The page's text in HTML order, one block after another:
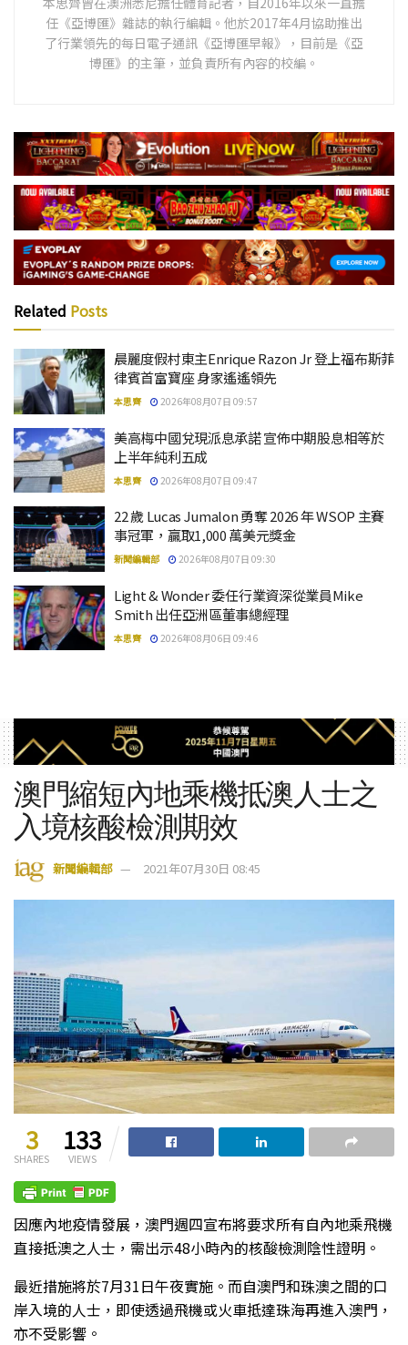
任《亞博匯》雜誌的執行編輯。他於2017年4月協助推出
了行業領先的每日電子通訊《亞博匯早報》，目前是《亞
博匯》的主筆，並負責所有內容的校編。
Related Posts
晨麗度假村東主Enrique Razon Jr 登上福布斯菲
律賓首富寶座 身家遙遙領先
本思齊 2026年08月07日 09:57
美高梅中國兌現派息承諾 宣佈中期股息相等於
上半年純利五成
本思齊 2026年08月07日 09:47
22 歲 Lucas Jumalon 勇奪 2026 年 WSOP 主賽
事冠軍，贏取1,000 萬美元獎金
新聞編輯部 2026年08月07日 09:30
Light & Wonder 委任行業資深從業員Mike
Smith 出任亞洲區董事總經理
本思齊 2026年08月06日 09:46
澳門縮短內地乘機抵澳人士之
入境核酸檢測期效
新聞編輯部 2021年07月30日 08:45
3
SHARES
133
VIEWS
因應內地疫情發展，澳門週四宣布將要求所有自內地乘飛機
直接抵澳之人士，需出示48小時內的核酸檢測陰性證明。
最近措施將於7月31日午夜實施。而自澳門和珠澳之間的口
岸入境的人士，即使透過飛機或火車抵達珠海再進入澳門，
亦不受影響。